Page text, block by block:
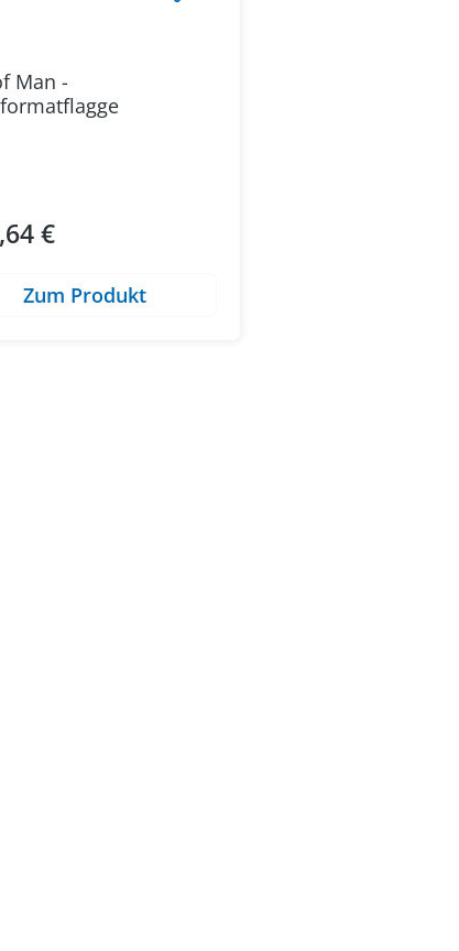
Man -
Preis:
€
Zum Produkt